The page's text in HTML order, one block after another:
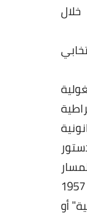
المسار
الانتخابي قبيل الاستقلال ابتداء من 1957
أو